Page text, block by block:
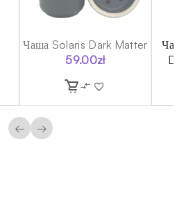
Чаша Solaris Dark Matter
59.00zł
← →